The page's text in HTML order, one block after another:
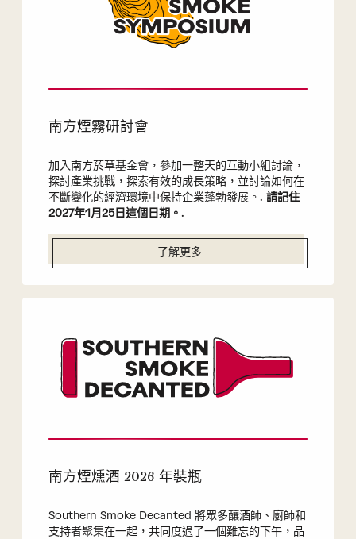
南方煙霧研討會
加入南方菸草基金會，參加一整天的互動小組討論，
探討產業挑戰，探索有效的成長策略，並討論如何在
不斷變化的經濟環境中保持企業蓬勃發展。. 請記住
2027年1月25日這個日期。 .
了解更多
南方煙燻酒 2026 年裝瓶
Southern Smoke Decanted 將眾多釀酒師、廚師和
支持者聚集在一起，共同度過了一個難忘的下午，品